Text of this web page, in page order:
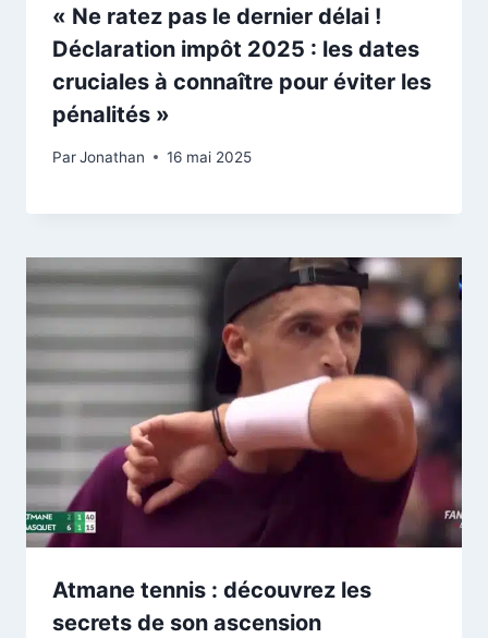
« Ne ratez pas le dernier délai !
Déclaration impôt 2025 : les dates
cruciales à connaître pour éviter les
pénalités »
ParJonathan 16 mai 2025
Atmane tennis : découvrez les
secrets de son ascension